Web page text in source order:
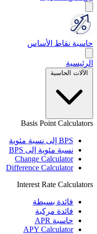
حاسبة نقاط الأساس
الرئيسية
الآلات الحاسبة
Basis Point Calculators
BPS إلى نسبة مئوية
نسبة مئوية إلى BPS
Change Calculator
Difference Calculator
Interest Rate Calculators
فائدة بسيطة
فائدة مركبة
حاسبة APR
APY Calculator